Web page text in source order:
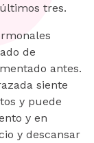
tres.
de
antes.
siente
y puede
y en
y descansar